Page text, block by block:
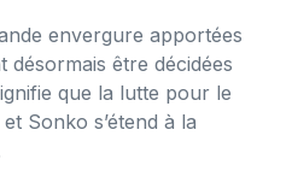
envergure apportées
désormais être décidées
que la lutte pour le
Sonko s’étend à la